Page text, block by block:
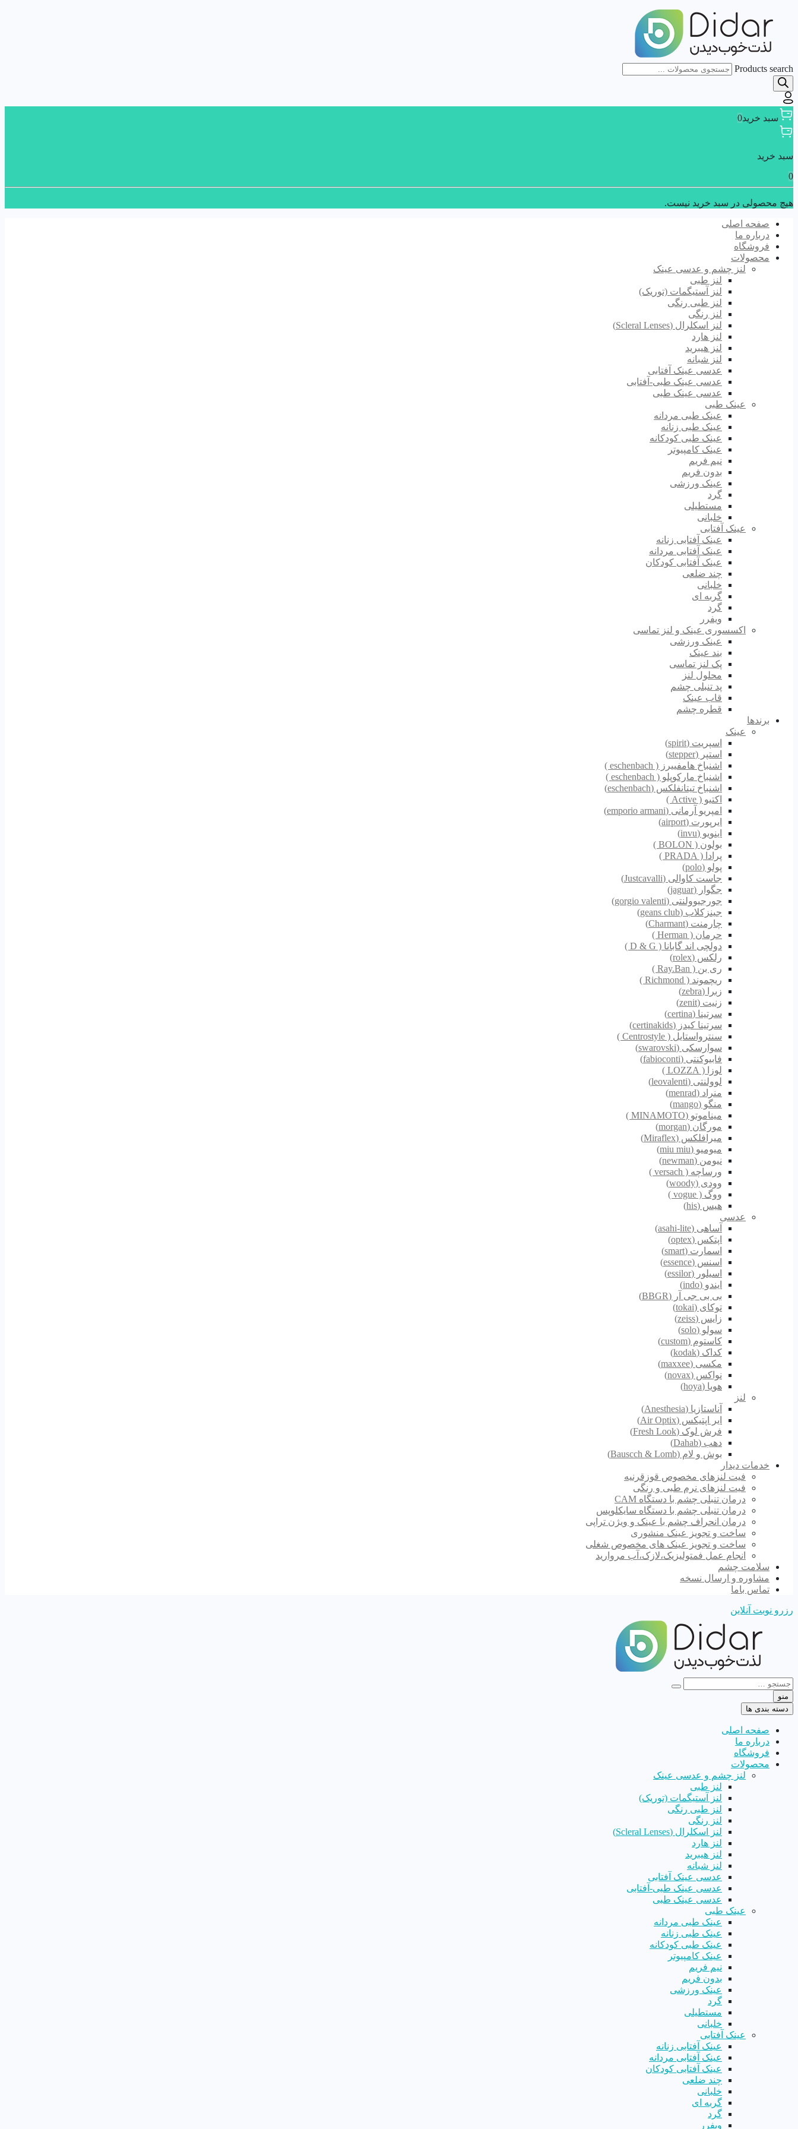
Products search
سبد خرید0
سبد خرید
0
هیچ محصولی در سبد خرید نیست.
صفحه اصلی
درباره ما
فروشگاه
محصولات
لنز چشم و عدسی عینک
لنز طبی
لنز آستیگمات (توریک)
لنز طبی رنگی
لنز رنگی
لنز اسکلرال (Scleral Lenses)
لنز هارد
لنز هیبرید
لنز شبانه
عدسی عینک آفتابی
عدسی عینک طبی-آفتابی
عدسی عینک طبی
عینک طبی
عینک طبی مردانه
عینک طبی زنانه
عینک طبی کودکانه
عینک کامپیوتر
نیم فریم
بدون فریم
عینک ورزشی
گرد
مستطیلی
خلبانی
عینک آفتابی
عینک آفتابی زنانه
عینک آفتابی مردانه
عینک آفتابی کودکان
چند ضلعی
خلبانی
گربه ای
گرد
ویفرر
اکسسوری عینک و لنز تماسی
عینک ورزشی
بند عینک
پک لنز تماسی
محلول لنز
پد تنبلی چشم
قاب عینک
قطره چشم
برندها
عینک
اسپریت (spirit)
استپر (stepper)
اشنباخ هامفییرز ( eschenbach )
اشنباخ مارکوپلو ( eschenbach )
اشنباخ تیتانفلکس (eschenbach)
اکتیو ( Active )
امپریو آرمانی (emporio armani)
ایرپورت (airport)
اینویو (invu)
بولون ( BOLON )
پرادا ( PRADA )
پولو (polo)
جاست کاوالی (Justcavalli)
جگوار (jaguar)
جورجیوولنتی (gorgio valenti)
جینزکلاب (geans club)
چارمنت (Charmant)
حرمان ( Herman )
دولچی اند گابانا ( D & G )
رلکس (rolex)
ری بن ( Ray.Ban )
ریچموند ( Richmond )
زبرا (zebra)
زنیت (zenit)
سرتینا (certina)
سرتینا کیدز (certinakids)
سنترواستایل ( Centrostyle )
سوارسکی (swarovski)
فابیوکنتی (fabioconti)
لوزا ( LOZZA )
لوولنتی (leovalenti)
منراد (menrad)
منگو (mango)
میناموتو (MINAMOTO )
مورگان (morgan)
میرافلکس (Miraflex)
میومیو (miu miu)
نیومن (newman)
ورساچه ( versach )
وودی (woody)
ووگ ( vogue )
هیس (his)
عدسی
آساهی (asahi-lite)
اپتکس (optex)
اسمارت (smart)
اسنس (essence)
اسیلور (essilor)
ایندو (indo)
بی بی جی آر (BBGR)
توکای (tokai)
زایس (zeiss)
سولو (solo)
کاستوم (custom)
کداک (kodak)
مکسی (maxxee)
نواکس (novax)
هویا (hoya)
لنز
آناستازیا (Anesthesia)
ایر اپتیکس (Air Optix)
فرش لوک (Fresh Look)
دهب (Dahab)
بوش و لام (Bauscch & Lomb)
خدمات دیدار
فیت لنزهای مخصوص قوزقرنیه
فیت لنزهای نرم طبی و رنگی
درمان تنبلی چشم با دستگاه CAM
درمان تنبلی چشم با دستگاه سایکلوپس
درمان انحراف چشم با عینک و ویژن تراپی
ساخت و تجویز عینک منشوری
ساخت و تجویز عینک های مخصوص شغلی
انجام عمل فمتولیزیک،لازک،آب مروارید
سلامت چشم
مشاوره و ارسال نسخه
تماس باما
رزرو نوبت آنلاین
منو
دسته بندی ها
صفحه اصلی
درباره ما
فروشگاه
محصولات
لنز چشم و عدسی عینک
لنز طبی
لنز آستیگمات (توریک)
لنز طبی رنگی
لنز رنگی
لنز اسکلرال (Scleral Lenses)
لنز هارد
لنز هیبرید
لنز شبانه
عدسی عینک آفتابی
عدسی عینک طبی-آفتابی
عدسی عینک طبی
عینک طبی
عینک طبی مردانه
عینک طبی زنانه
عینک طبی کودکانه
عینک کامپیوتر
نیم فریم
بدون فریم
عینک ورزشی
گرد
مستطیلی
خلبانی
عینک آفتابی
عینک آفتابی زنانه
عینک آفتابی مردانه
عینک آفتابی کودکان
چند ضلعی
خلبانی
گربه ای
گرد
ویفرر